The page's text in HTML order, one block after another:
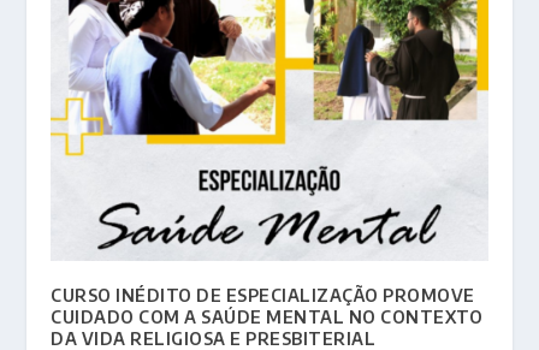
CURSO INÉDITO DE ESPECIALIZAÇÃO PROMOVE
CUIDADO COM A SAÚDE MENTAL NO CONTEXTO
DA VIDA RELIGIOSA E PRESBITERIAL